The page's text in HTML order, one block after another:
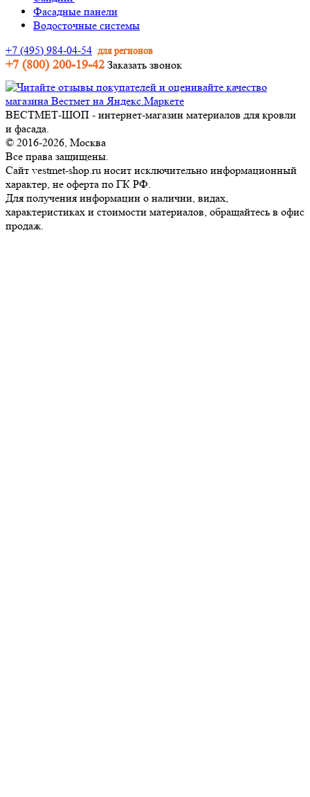
Фасадные панели
Водосточные системы
+7 (495) 984-04-54 для регионов
+7 (800) 200-19-42 Заказать звонок
ВЕСТМЕТ-ШОП - интернет-магазин материалов для кровли
и фасада.
© 2016-2026, Москва
Все права защищены.
Сайт vestmet-shop.ru носит исключительно информационный
характер, не оферта по ГК РФ.
Для получения информации о наличии, видах,
характеристиках и стоимости материалов, обращайтесь в офис
продаж.